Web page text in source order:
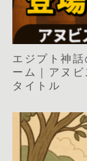
エジプト神
ーム｜アヌ
タイトル